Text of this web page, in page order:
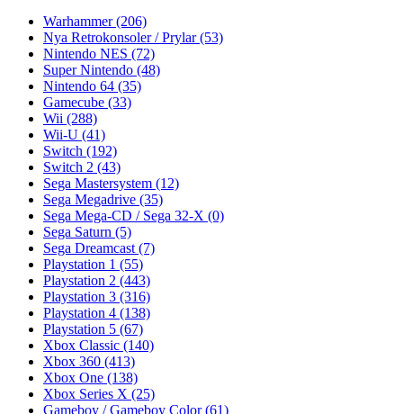
Warhammer(206)
Nya Retrokonsoler / Prylar(53)
Nintendo NES (72)
Super Nintendo (48)
Nintendo 64 (35)
Gamecube (33)
Wii (288)
Wii-U (41)
Switch (192)
Switch 2 (43)
Sega Mastersystem (12)
Sega Megadrive (35)
Sega Mega-CD / Sega 32-X (0)
Sega Saturn (5)
Sega Dreamcast (7)
Playstation 1 (55)
Playstation 2 (443)
Playstation 3 (316)
Playstation 4 (138)
Playstation 5 (67)
Xbox Classic (140)
Xbox 360 (413)
Xbox One (138)
Xbox Series X (25)
Gameboy / Gameboy Color(61)